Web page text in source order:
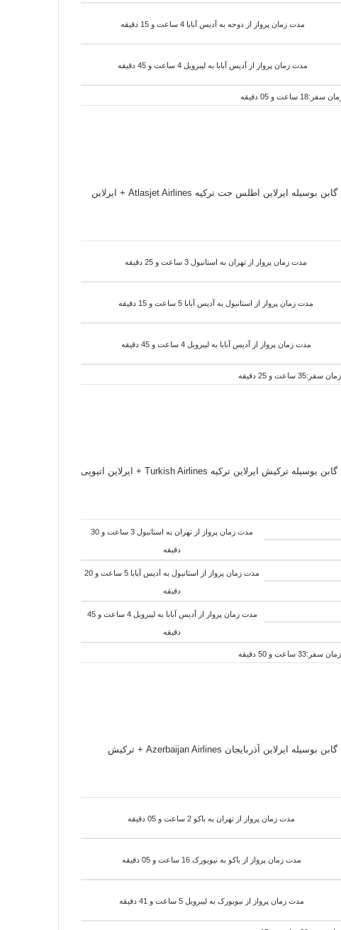
مدت زمان پرواز از دوحه به آدیس آبابا 4 ساعت و 15 دقیقه
مدت زمان پرواز از
آدیس آبابا به لیبرویل 4 ساعت و 45 دقیقه
بوسیله
ایرلاین اطلس جت ترکیه Atlasjet Airlines + ایرلاین
مدت زمان پرواز از تهران به استانبول 3 ساعت و 25 دقیقه
مدت زمان پرواز از استانبول به آدیس آبابا
مدت زمان پرواز ازآدیس آبابا بهلیبرویل 4 ساعت و 45 دقیقه
گابن بوسیله
ترکیش ایرلاین ترکیه Turkish Airlines + ایرلاین اتیوپی
مدت زمان پرواز از تهران به استانبول 3 ساعت و 30
دقیقه
مدت زمان پرواز از استانبول به آدیس آبابا 5 ساعت و 20
دقیقه
مدت زمان پرواز ازآدیس آبابا به لیبرویل 4 ساعت و 45
دقیقه
مسیر پروازی و اطلاعات پرواز ( بلیط هواپیما ) از مبدا ( تهران - ایران ) به مقصد ( لیبرویل - گابن ) برای رزرو و خرید بلیط هواپیما به لیبرویل گابن بوسیله ایرلاین آذربایجان Azerbaijan Airlines + ترکیش
مدت زمان پرواز از تهران به باکو 2 ساعت و 05 دقیقه
مدت زمان پرواز از باکو به نیویورک 16 ساعت و 05 دقیقه
مدت زمان پرواز از نیویورک بهلیبرویل 5 ساعت و 41 دقیقه